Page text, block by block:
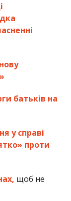
батьків на
у справі
проти
щоб не